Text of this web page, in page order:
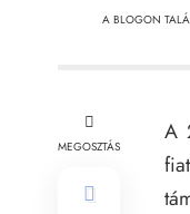
A BLOGON
MEGOSZTÁS
A